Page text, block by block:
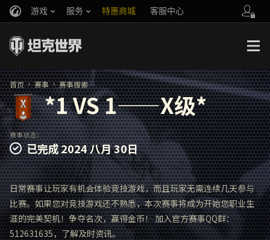
游戏 服务 特惠商城 客服中心
你好，吾久
万圣节
《以战止战》
官方自媒体
首页 赛事 赛事搜索
*1 VS 1——X级*
赛事状态：
已完成2024 八月 30日
日常赛事让玩家有机会体验竞技游戏，而且玩家无需连续几天参与
比赛。如果您对竞技游戏还不熟悉，本次赛事将成为开始您职业生
涯的完美契机！争夺名次，赢得金币！ 加入官方赛事QQ群：
512631635，了解及时资讯。